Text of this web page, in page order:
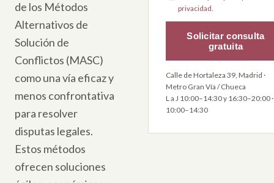
de los Métodos
Alternativos de
Solución de
Conflictos (MASC)
como una vía eficaz y
menos confrontativa
para resolver
disputas legales.
Estos métodos
ofrecen soluciones
privacidad.
Solicitar consulta
gratuita
Calle de Hortaleza 39, Madrid ·
Metro Gran Vía / Chueca
L a J 10:00–14:30 y 16:30–20:00
10:00–14:30